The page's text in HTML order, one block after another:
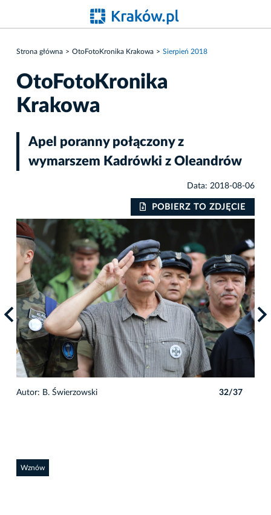
Strona główna OtoFotoKronika Krakowa Sierpień 2018
OtoFotoKronika
Krakowa
Apel poranny połączony z
wymarszem Kadrówki z Oleandrów
Data: 2018-08-06
POBIERZ TO ZDJĘCIE
Autor: B. Świerzowski 32/37
Wznów